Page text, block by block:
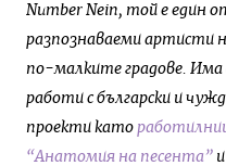
Number Nein, той е един
разпознаваеми артисти
по-малките градове. Има
работи с български и
проекти като
“Анатомия на песента” и